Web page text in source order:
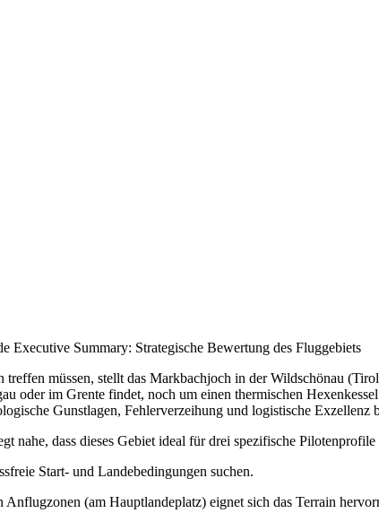
Summary: Strategische Bewertung des Fluggebiets
müssen, stellt das Markbachjoch in der Wildschönau
oder im Grente findet, noch um einen thermischen
Gunstlagen, Fehlerverzeihung und logistische Exzellenz
nahe, dass dieses Gebiet ideal für drei spezifische Pilotenprofile
Start- und Landebedingungen suchen.
(am Hauptlandeplatz) eignet sich das Terrain